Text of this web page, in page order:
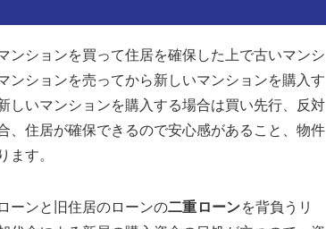
ンションを買って住居を確保した上で古いマンシ
ンションを売ってから新しいマンションを購入す
しいマンションを購入する場合は買い先行、反対
、住居が確保できるので安心感があること、物件
ます。
ーンと旧住居のローンの二重ローンを背負うリ